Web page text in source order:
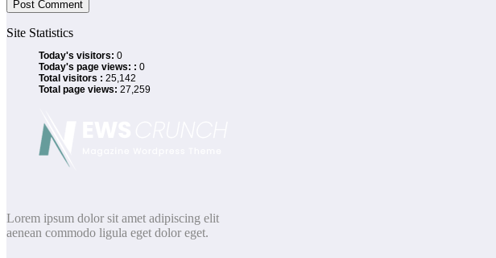
Site Statistics
Today's visitors: 0
Today's page views: : 0
Total visitors : 25,142
Total page views: 27,259
Lorem ipsum dolor sit amet adipiscing elit
aenean commodo ligula eget dolor eget.